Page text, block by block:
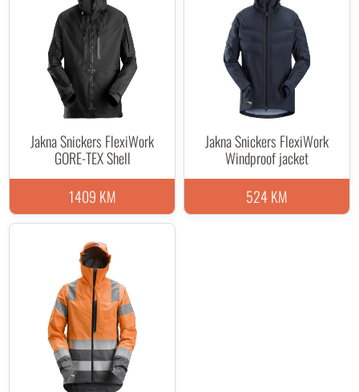
Jakna Snickers FlexiWork
GORE-TEX Shell
1409 KM
Jakna Snickers FlexiWork
Windproof jacket
524 KM